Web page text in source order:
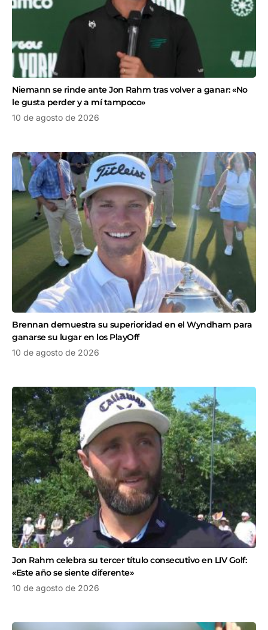
Niemann se rinde ante Jon Rahm tras volver a ganar: «No
le gusta perder y a mí tampoco»
10 de agosto de 2026
Brennan demuestra su superioridad en el Wyndham para
ganarse su lugar en los PlayOff
10 de agosto de 2026
Jon Rahm celebra su tercer título consecutivo en LIV Golf:
«Este año se siente diferente»
10 de agosto de 2026